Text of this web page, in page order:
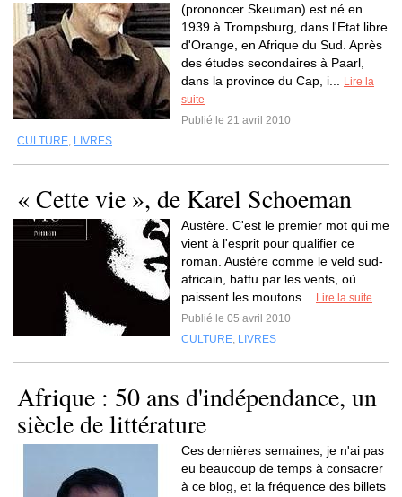
(prononcer Skeuman) est né en
1939 à Trompsburg, dans l'Etat libre
d'Orange, en Afrique du Sud. Après
des études secondaires à Paarl,
dans la province du Cap, i...
Lire la
suite
Publié le 21 avril 2010
CULTURE, LIVRES
« Cette vie », de Karel Schoeman
Austère. C'est le premier mot qui me
vient à l'esprit pour qualifier ce
roman. Austère comme le veld sud-
africain, battu par les vents, où
paissent les moutons...
Lire la suite
Publié le 05 avril 2010
CULTURE, LIVRES
Afrique : 50 ans d'indépendance, un
siècle de littérature
Ces dernières semaines, je n'ai pas
eu beaucoup de temps à consacrer
à ce blog, et la fréquence des billets